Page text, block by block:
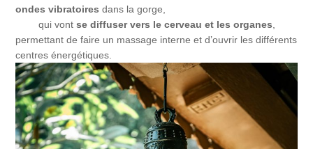
ondes vibratoiresdans la gorge,
qui vont se diffuser vers le cerveau et les organes
permettant de faire un massage interne et d’ouvrir les différents
centres énergétiques.